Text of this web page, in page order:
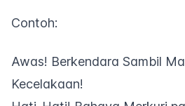
Contoh:
Awas! Berkendara Sambil
Kecelakaan!